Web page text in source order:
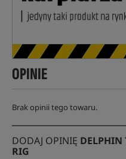
OPINIE
Brak opinii tego towaru.
DODAJ OPINIĘ DELPHIN
RIG